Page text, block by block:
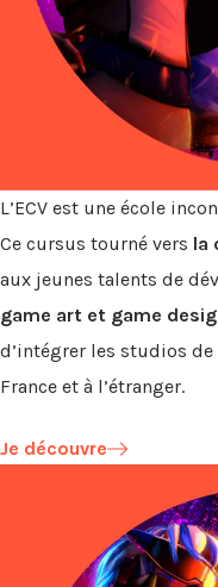
L’ECV est une école
Ce cursus tourné vers la
aux jeunes talents de
game art et game
d’intégrer les studios
France et à l’étranger.
Je découvre